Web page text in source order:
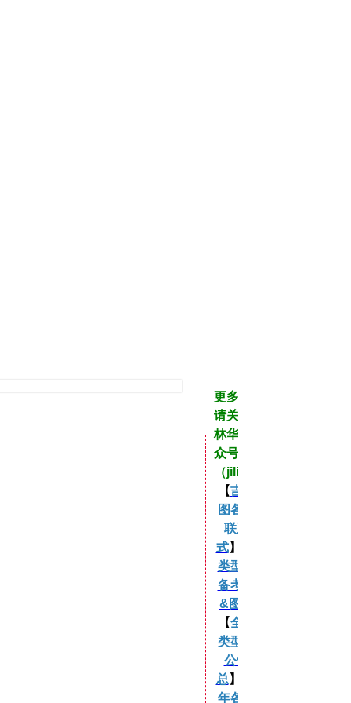
更多资讯
请关注吉
林华图公
众号
（jilinht）
【吉林华
图各分校
联系方
式】 【
类型考试
备考课程
&图书
【全年各
类型考试
公告汇
总 】 【
年各类型